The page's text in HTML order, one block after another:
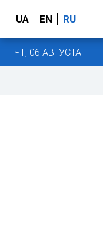
UA EN RU
ЧТ, 06 АВГУСТА